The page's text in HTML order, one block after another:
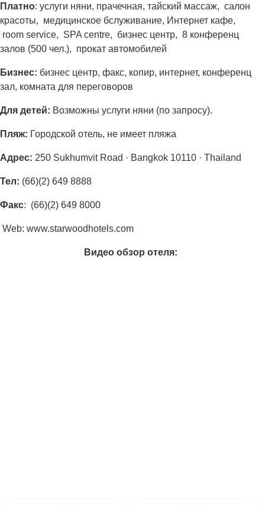
Платно: услуги няни, прачечная, тайский массаж, салон
красоты, медицинское бслуживание, Интернет кафе,
room service, SPA centre, бизнес центр, 8 конференц
залов (500 чел.), прокат автомобилей
Бизнес: бизнес центр, факс, копир, интернет, конференц
зал, комната для переговоров
Для детей: Возможны услуги няни (по запросу).
Пляж: Городской отель, не имеет пляжа
Адрес: 250 Sukhumvit Road · Bangkok 10110 · Thailand
Тел: (66)(2) 649 8888
Факс: (66)(2) 649 8000
Web: www.starwoodhotels.com
Видео обзор отеля: